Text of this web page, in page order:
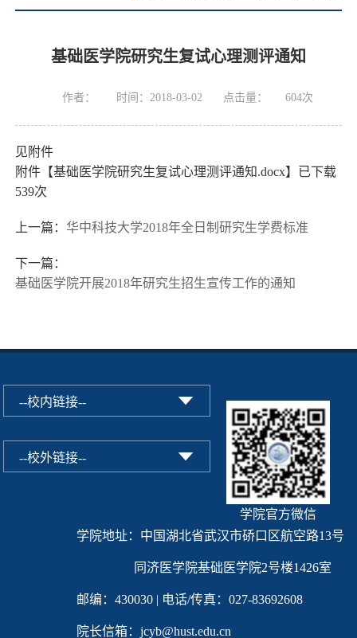
基础医学院研究生复试心理测评通知
作者： 时间：2018-03-02 点击量： 604次
见附件
附件【基础医学院研究生复试心理测评通知.docx】已下载
539次
上一篇：华中科技大学2018年全日制研究生学费标准
下一篇：
基础医学院开展2018年研究生招生宣传工作的通知
学院官方微信
学院地址：中国湖北省武汉市硚口区航空路13号
同济医学院基础医学院2号楼1426室
邮编：430030 | 电话/传真：027-83692608
院长信箱：jcyb@hust.edu.cn